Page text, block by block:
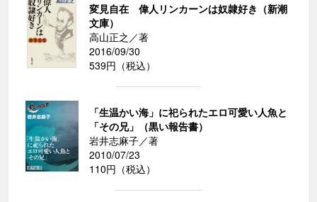
変見自在 偉人リンカーンは奴隷好き（新潮
文庫）
高山正之／著
2016/09/30
539円（税込）
「生温かい海」に祀られたエロ可愛い人魚と
「その兄」（黒い報告書）
岩井志麻子／著
2010/07/23
110円（税込）